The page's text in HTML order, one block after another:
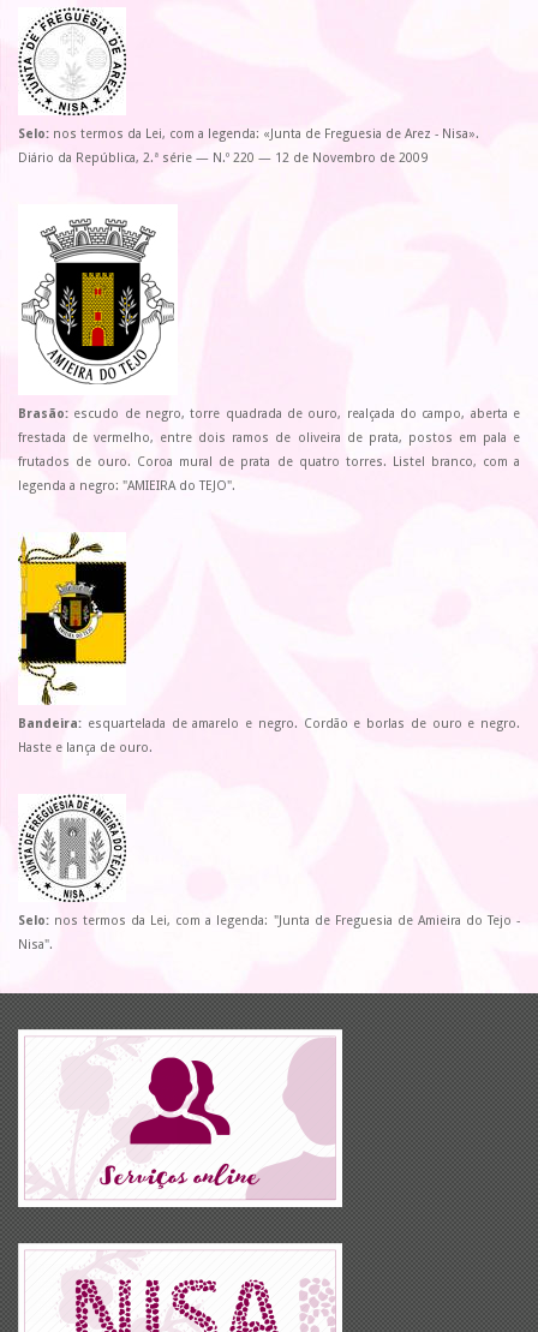
Selo: nos termos da Lei, com a legenda: «Junta de Freguesia de Arez - Nisa».
Diário da República, 2.ª série — N.º 220 — 12 de Novembro de 2009
Brasão: escudo de negro, torre quadrada de ouro, realçada do campo, aberta e
frestada de vermelho, entre dois ramos de oliveira de prata, postos em pala e
frutados de ouro. Coroa mural de prata de quatro torres. Listel branco, com a
legenda a negro: "AMIEIRA do TEJO".
Bandeira: esquartelada de amarelo e negro. Cordão e borlas de ouro e negro.
Haste e lança de ouro.
Selo: nos termos da Lei, com a legenda: "Junta de Freguesia de Amieira do Tejo -
Nisa".